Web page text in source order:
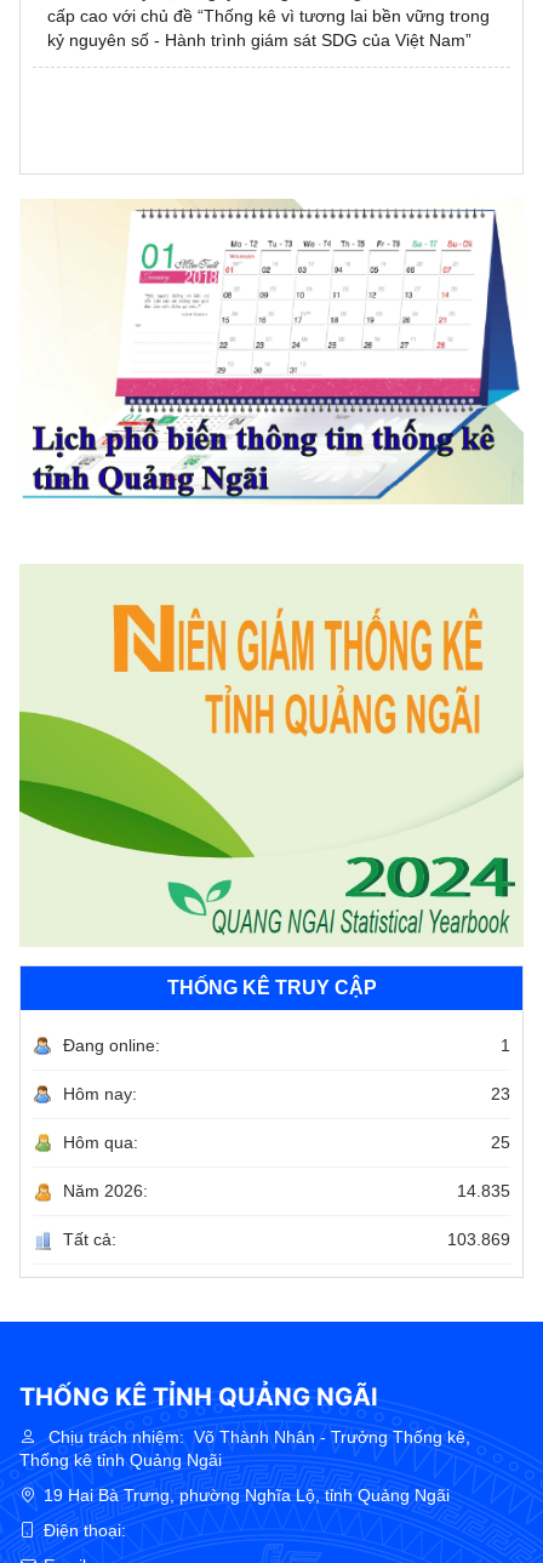
kỷ nguyên số - Hành trình giám sát SDG của Việt Nam”
THỐNG KÊ TRUY CẬP
Đang online: 1
Hôm nay: 23
Hôm qua: 25
Năm 2026: 14.835
Tất cả: 103.869
THỐNG KÊ TỈNH QUẢNG NGÃI
Chịu trách nhiệm: Võ Thành Nhân - Trưởng Thống kê,
Thống kê tỉnh Quảng Ngãi
19 Hai Bà Trưng, phường Nghĩa Lộ, tỉnh Quảng Ngãi
Điện thoại: